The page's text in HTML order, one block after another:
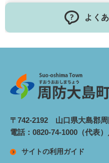
よく
〒742-2192 山口県大島郡
電話：0820-74-1000（代表
サイトの利用ガイド